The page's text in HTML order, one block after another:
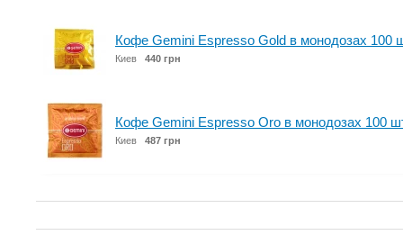
Кофе Gemini Espresso Gold в монодозах 100
Киев 440 грн
Кофе Gemini Espresso Oro в монодозах 100
Киев 487 грн